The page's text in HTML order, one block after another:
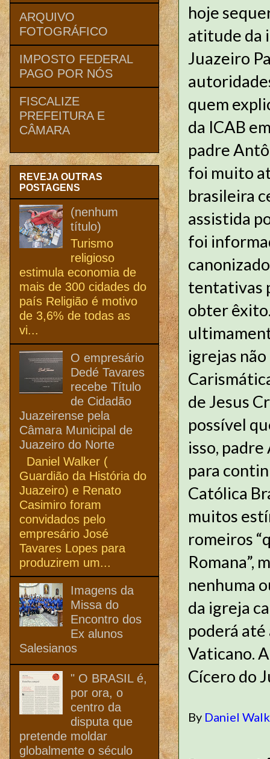
hoje
atitude da
Juazeiro
quem
da ICAB
padre
foi muito
brasileira
assistida
foi
tentativas
obter
igrejas
de Jesus
possível
isso,
para
Católica
muitos
romeiros
Romana”,
nenhuma
da igreja
poderá
Vaticano.
Cícero do
By Daniel
ARQUIVO
FOTOGRÁFICO
IMPOSTO FEDERAL
PAGO POR NÓS
FISCALIZE
PREFEITURA E
CÂMARA
REVEJA OUTRAS
POSTAGENS
(nenhum
título)
Turismo
religioso
estimula economia de
mais de 300 cidades do
país Religião é motivo
de 3,6% de todas as
vi...
O empresário
Dedé Tavares
recebe Título
de Cidadão
Juazeirense pela
Câmara Municipal de
Juazeiro do Norte
Daniel Walker (
Guardião da História do
Juazeiro) e Renato
Casimiro foram
convidados pelo
empresário José
Tavares Lopes para
produzirem um...
Imagens da
Missa do
Encontro dos
Ex alunos
Salesianos
" O BRASIL é,
por ora, o
centro da
disputa que
pretende moldar
globalmente o século